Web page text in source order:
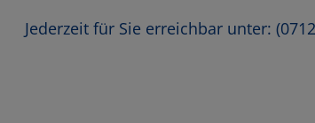
Jederzeit für Sie erreichbar unter: